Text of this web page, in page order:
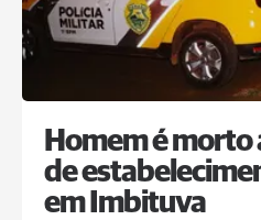
Homem é
de
em Imbituva